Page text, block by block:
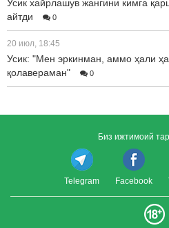
Усик хайрлашув жангини кимга
айтди
0
20 июл, 18:45
Усик: "Мен эркинман, аммо ҳали
қолавераман"
0
Биз ижтимоий
Telegram Facebook